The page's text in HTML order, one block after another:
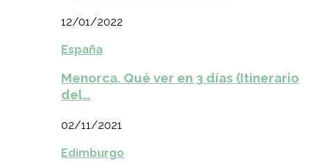
12/01/2022
España
Menorca. Qué ver en 3 días (Itinerario
del…
02/11/2021
Edimburgo